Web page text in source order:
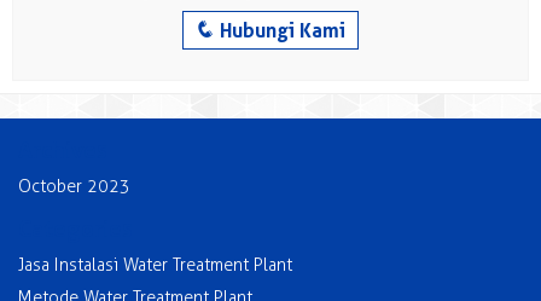
q Hubungi Kami
October 2023
Jasa Instalasi Water Treatment Plant